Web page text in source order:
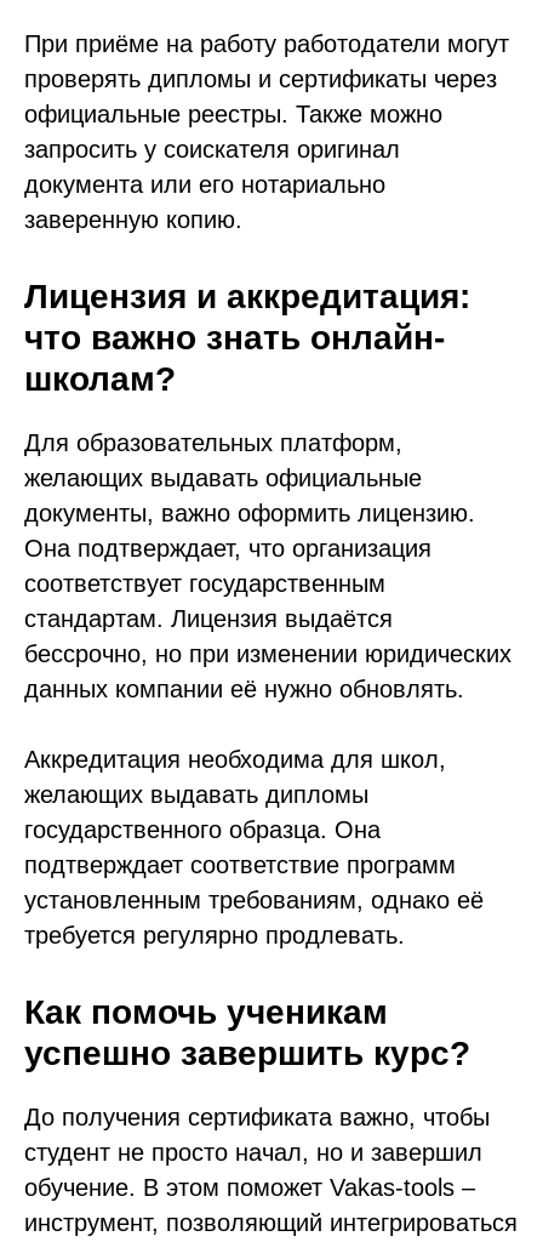
При приёме на работу работодатели могут
проверять дипломы и сертификаты через
официальные реестры. Также можно
запросить у соискателя оригинал
документа или его нотариально
заверенную копию.
Лицензия и аккредитация:
что важно знать онлайн-
школам?
Для образовательных платформ,
желающих выдавать официальные
документы, важно оформить лицензию.
Она подтверждает, что организация
соответствует государственным
стандартам. Лицензия выдаётся
бессрочно, но при изменении юридических
данных компании её нужно обновлять.
Аккредитация необходима для школ,
желающих выдавать дипломы
государственного образца. Она
подтверждает соответствие программ
установленным требованиям, однако её
требуется регулярно продлевать.
Как помочь ученикам
успешно завершить курс?
До получения сертификата важно, чтобы
студент не просто начал, но и завершил
обучение. В этом поможет Vakas-tools –
инструмент, позволяющий интегрироваться